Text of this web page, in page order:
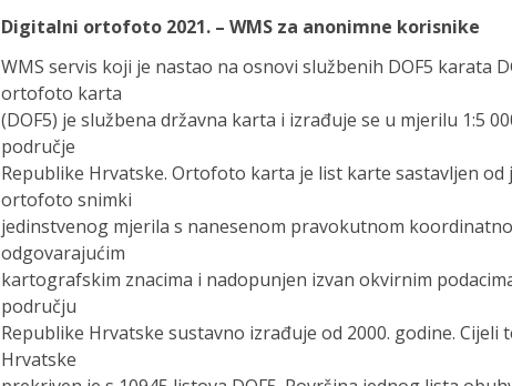
Digitalni ortofoto 2021. – WMS za anonimne korisnike
WMS servis koji je nastao na osnovi službenih DOF5 karata
ortofoto karta
(DOF5) je službena državna karta i izrađuje se u mjerilu 1:5
područje
Republike Hrvatske. Ortofoto karta je list karte sastavljen od
ortofoto snimki
jedinstvenog mjerila s nanesenom pravokutnom
odgovarajućim
kartografskim znacima i nadopunjen izvan okvirnim
području
Republike Hrvatske sustavno izrađuje od 2000. godine. Cijeli
Hrvatske